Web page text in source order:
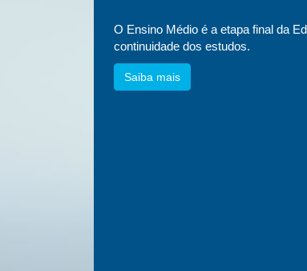
O Ensino Médio é a etapa final da
continuidade dos estudos.
Saiba mais